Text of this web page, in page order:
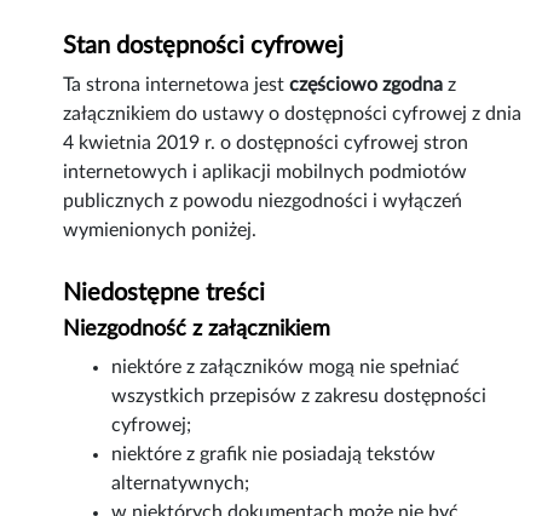
Stan dostępności cyfrowej
Ta strona internetowa jestczęściowo zgodna z
załącznikiem do ustawy o dostępności cyfrowej z dnia
4 kwietnia 2019 r. o dostępności cyfrowej stron
internetowych i aplikacji mobilnych podmiotów
publicznych z powodu niezgodności i wyłączeń
wymienionych poniżej.
Niedostępne treści
Niezgodność z załącznikiem
niektóre z załączników mogą nie spełniać
wszystkich przepisów z zakresu dostępności
cyfrowej;
niektóre z grafik nie posiadają tekstów
alternatywnych;